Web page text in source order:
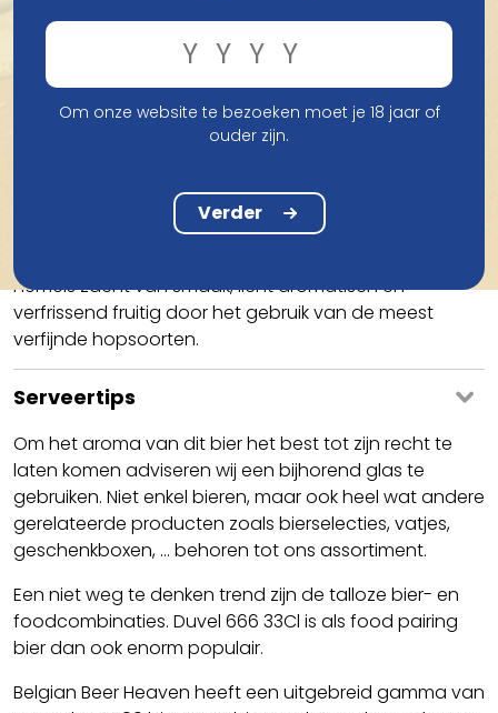
Duvel 6,66% is een toegankelijk bier met typische Duvel
Hemels zacht van smaak, licht aromatisch en
verfrissend fruitig door het gebruik van de meest
verfijnde hopsoorten.
Serveertips
Om het aroma van dit bier het best tot zijn recht te
laten komen adviseren wij een bijhorend glas te
gebruiken. Niet enkel bieren, maar ook heel wat andere
gerelateerde producten zoals bierselecties, vatjes,
geschenkboxen, ... behoren tot ons assortiment.
Een niet weg te denken trend zijn de talloze bier- en
foodcombinaties. Duvel 666 33Cl is als food pairing
bier dan ook enorm populair.
Belgian Beer Heaven heeft een uitgebreid gamma van
Om onze website te bezoeken moet je 18 jaar of
ouder zijn.
Verder